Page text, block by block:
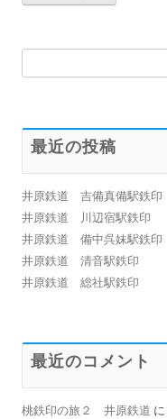
索:
最近の投稿
井原鉄道 吉備真備駅鉄印
井原鉄道 川辺宿駅鉄印
井原鉄道 備中呉妹駅鉄印
井原鉄道 清音駅鉄印
井原鉄道 総社駅鉄印
最近のコメント
桃鉄印の旅２ 井原鉄道 に